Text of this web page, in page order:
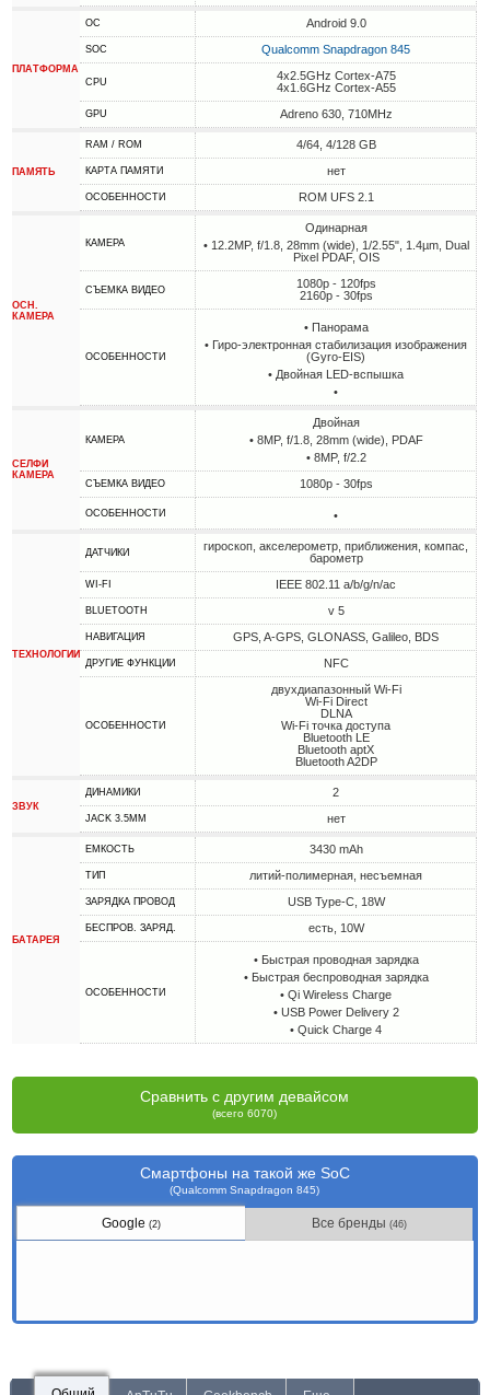
ПЛАТФОРМА
ОС Android 9.0
SOC Qualcomm Snapdragon 845
CPU
4x2.5GHz Cortex-A75
4x1.6GHz Cortex-A55
GPU Adreno 630, 710MHz
ПАМЯТЬ
RAM / ROM 4/64, 4/128 GB
КАРТА ПАМЯТИ нет
ОСОБЕННОСТИ ROM UFS 2.1
ОСН.
КАМЕРА
КАМЕРА
Одинарная
• 12.2MP, f/1.8, 28mm (wide), 1/2.55", 1.4µm, Dual
Pixel PDAF, OIS
СЪЕМКА ВИДЕО
1080p - 120fps
2160p - 30fps
ОСОБЕННОСТИ
• Панорама
• Гиро-электронная стабилизация изображения
(Gyro-EIS)
• Двойная LED-вспышка
•
СЕЛФИ
КАМЕРА
КАМЕРА
Двойная
• 8MP, f/1.8, 28mm (wide), PDAF
• 8MP, f/2.2
СЪЕМКА ВИДЕО 1080p - 30fps
ОСОБЕННОСТИ •
ТЕХНОЛОГИИ
ДАТЧИКИ
гироскоп, акселерометр, приближения, компас,
барометр
WI-FI IEEE 802.11 a/b/g/n/ac
BLUETOOTH v 5
НАВИГАЦИЯ GPS, A-GPS, GLONASS, Galileo, BDS
ДРУГИЕ ФУНКЦИИ NFC
ОСОБЕННОСТИ
двухдиапазонный Wi-Fi
Wi-Fi Direct
DLNA
Wi-Fi точка доступа
Bluetooth LE
Bluetooth aptX
Bluetooth A2DP
ЗВУК
ДИНАМИКИ 2
JACK 3.5MM нет
БАТАРЕЯ
ЕМКОСТЬ 3430 mAh
ТИП литий-полимерная, несъемная
ЗАРЯДКА ПРОВОД USB Type-C, 18W
БЕСПРОВ. ЗАРЯД. есть, 10W
ОСОБЕННОСТИ
• Быстрая проводная зарядка
• Быстрая беспроводная зарядка
• Qi Wireless Charge
• USB Power Delivery 2
• Quick Charge 4
Сравнить с другим девайсом
(всего 6070)
Смартфоны на такой же SoC
(Qualcomm Snapdragon 845)
Google(2) Все бренды(46)